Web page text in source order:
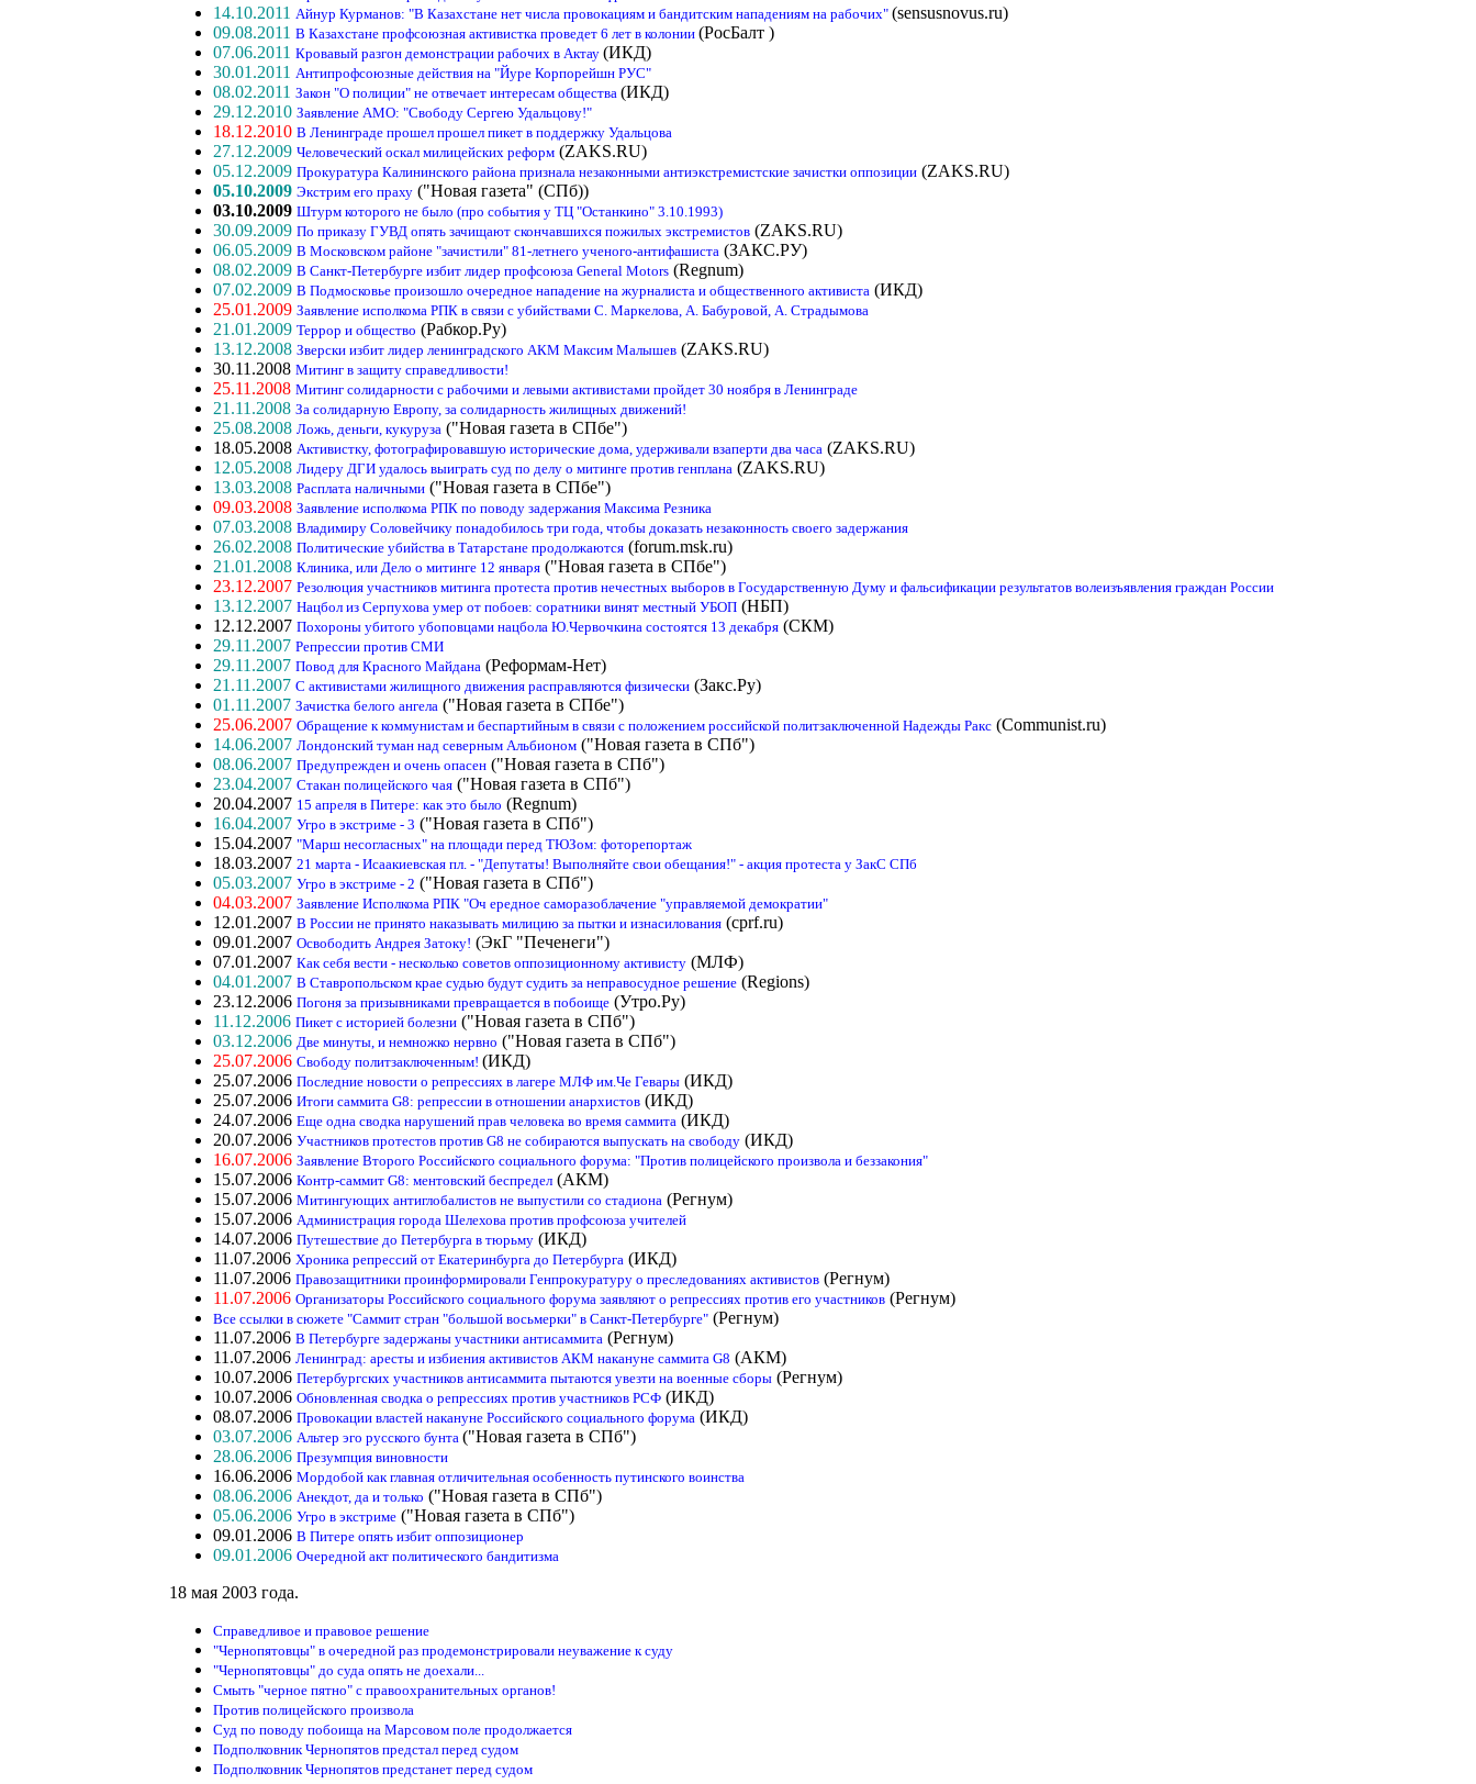
14.10.2011 Айнур Курманов: "В Казахстане нет числа провокациям и бандитским нападениям на рабочих" (sensusnovus.ru)
09.08.2011 В Казахстане профсоюзная активистка проведет 6 лет в колонии (РосБалт )
07.06.2011 Кровавый разгон демонстрации рабочих в Актау (ИКД)
30.01.2011 Антипрофсоюзные действия на "Йуре Корпорейшн РУС"
08.02.2011 Закон "О полиции" не отвечает интересам общества (ИКД)
29.12.2010 Заявление АМО: "Свободу Сергею Удальцову!"
18.12.2010 В Ленинграде прошел прошел пикет в поддержку Удальцова
27.12.2009 Человеческий оскал милицейских реформ (ZAKS.RU)
05.12.2009 Прокуратура Калининского района признала незаконными антиэкстремистские зачистки оппозиции (ZAKS.RU)
05.10.2009 Экстрим его праху ("Новая газета" (СПб))
03.10.2009 Штурм которого не было (про события у ТЦ "Останкино" 3.10.1993)
30.09.2009 По приказу ГУВД опять зачищают скончавшихся пожилых экстремистов (ZAKS.RU)
06.05.2009 В Московском районе "зачистили" 81-летнего ученого-антифашиста (ЗАКС.РУ)
08.02.2009 В Санкт-Петербурге избит лидер профсоюза General Motors (Regnum)
07.02.2009 В Подмосковье произошло очередное нападение на журналиста и общественного активиста (ИКД)
25.01.2009 Заявление исполкома РПК в связи с убийствами С. Маркелова, А. Бабуровой, А. Страдымова
21.01.2009 Террор и общество (Рабкор.Ру)
13.12.2008 Зверски избит лидер ленинградского АКМ Максим Малышев (ZAKS.RU)
30.11.2008 Митинг в защиту справедливости!
25.11.2008 Митинг солидарности с рабочими и левыми активистами пройдет 30 ноября в Ленинграде
21.11.2008 За солидарную Европу, за солидарность жилищных движений!
25.08.2008 Ложь, деньги, кукуруза ("Новая газета в СПбе")
18.05.2008 Активистку, фотографировавшую исторические дома, удерживали взаперти два часа (ZAKS.RU)
12.05.2008 Лидеру ДГИ удалось выиграть суд по делу о митинге против генплана (ZAKS.RU)
13.03.2008 Расплата наличными ("Новая газета в СПбе")
09.03.2008 Заявление исполкома РПК по поводу задержания Максима Резника
07.03.2008 Владимиру Соловейчику понадобилось три года, чтобы доказать незаконность своего задержания
26.02.2008 Политические убийства в Татарстане продолжаются (forum.msk.ru)
21.01.2008 Клиника, или Дело о митинге 12 января ("Новая газета в СПбе")
23.12.2007 Резолюция участников митинга протеста против нечестных выборов в Государственную Думу и фальсификации результатов волеизъявления граждан России
13.12.2007 Нацбол из Серпухова умер от побоев: соратники винят местный УБОП (НБП)
12.12.2007 Похороны убитого убоповцами нацбола Ю.Червочкина состоятся 13 декабря (СКМ)
29.11.2007 Репрессии против СМИ
29.11.2007 Повод для Красного Майдана (Реформам-Нет)
21.11.2007 С активистами жилищного движения расправляются физически (Закс.Ру)
01.11.2007 Зачистка белого ангела ("Новая газета в СПбе")
25.06.2007 Обращение к коммунистам и беспартийным в связи с положением российской политзаключенной Надежды Ракс (Communist.ru)
14.06.2007 Лондонский туман над северным Альбионом ("Новая газета в СПб")
08.06.2007 Предупрежден и очень опасен ("Новая газета в СПб")
23.04.2007 Стакан полицейского чая ("Новая газета в СПб")
20.04.2007 15 апреля в Питере: как это было (Regnum)
16.04.2007 Угро в экстриме - 3 ("Новая газета в СПб")
15.04.2007 "Марш несогласных" на площади перед ТЮЗом: фоторепортаж
18.03.2007 21 марта - Исаакиевская пл. - "Депутаты! Выполняйте свои обещания!" - акция протеста у ЗакС СПб
05.03.2007 Угро в экстриме - 2 ("Новая газета в СПб")
04.03.2007 Заявление Исполкома РПК "Оч ередное саморазоблачение "управляемой демократии"
12.01.2007 В России не принято наказывать милицию за пытки и изнасилования (cprf.ru)
09.01.2007 Освободить Андрея Затоку! (ЭкГ "Печенеги")
07.01.2007 Как себя вести - несколько советов оппозиционному активисту (МЛФ)
04.01.2007 В Ставропольском крае судью будут судить за неправосудное решение (Regions)
23.12.2006 Погоня за призывниками превращается в побоище (Утро.Ру)
11.12.2006 Пикет с историей болезни ("Новая газета в СПб")
03.12.2006 Две минуты, и немножко нервно ("Новая газета в СПб")
25.07.2006 Свободу политзаключенным! (ИКД)
25.07.2006 Последние новости о репрессиях в лагере МЛФ им.Че Гевары (ИКД)
25.07.2006 Итоги саммита G8: репрессии в отношении анархистов (ИКД)
24.07.2006 Еще одна сводка нарушений прав человека во время саммита (ИКД)
20.07.2006 Участников протестов против G8 не собираются выпускать на свободу (ИКД)
16.07.2006 Заявление Второго Российского социального форума: "Против полицейского произвола и беззакония"
15.07.2006 Контр-саммит G8: ментовский беспредел (АКМ)
15.07.2006 Митингующих антиглобалистов не выпустили со стадиона (Регнум)
15.07.2006 Администрация города Шелехова против профсоюза учителей
14.07.2006 Путешествие до Петербурга в тюрьму (ИКД)
11.07.2006 Хроника репрессий от Екатеринбурга до Петербурга (ИКД)
11.07.2006 Правозащитники проинформировали Генпрокуратуру о преследованиях активистов (Регнум)
11.07.2006 Организаторы Российского социального форума заявляют о репрессиях против его участников (Регнум)
Все ссылки в сюжете "Саммит стран "большой восьмерки" в Санкт-Петербурге" (Регнум)
11.07.2006 В Петербурге задержаны участники антисаммита (Регнум)
11.07.2006 Ленинград: аресты и избиения активистов АКМ накануне саммита G8 (АКМ)
10.07.2006 Петербургских участников антисаммита пытаются увезти на военные сборы (Регнум)
10.07.2006 Обновленная сводка о репрессиях против участников РСФ (ИКД)
08.07.2006 Провокации властей накануне Российского социального форума (ИКД)
03.07.2006 Альтер эго русского бунта ("Новая газета в СПб")
28.06.2006 Презумпция виновности
16.06.2006 Мордобой как главная отличительная особенность путинского воинства
08.06.2006 Анекдот, да и только ("Новая газета в СПб")
05.06.2006 Угро в экстриме ("Новая газета в СПб")
09.01.2006 В Питере опять избит оппозиционер
09.01.2006 Очередной акт политического бандитизма
18 мая 2003 года.
Справедливое и правовое решение
"Чернопятовцы" в очередной раз продемонстрировали неуважение к суду
"Чернопятовцы" до суда опять не доехали...
Смыть "черное пятно" с правоохранительных органов!
Против полицейского произвола
Суд по поводу побоища на Марсовом поле продолжается
Подполковник Чернопятов предстал перед судом
Подполковник Чернопятов предстанет перед судом